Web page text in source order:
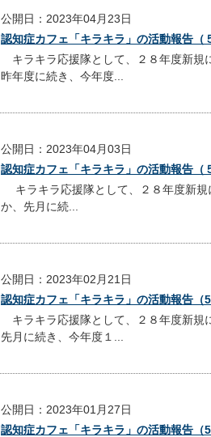
公開日：2023年04月23日
認知症カフェ「キラキラ」の活動報告（
キラキラ応援隊として、２８年度新規
昨年度に続き、今年度...
公開日：2023年04月03日
認知症カフェ「キラキラ」の活動報告（
キラキラ応援隊として、２８年度新規
か、先月に続...
公開日：2023年02月21日
認知症カフェ「キラキラ」の活動報告（
キラキラ応援隊として、２８年度新規
先月に続き、今年度１...
公開日：2023年01月27日
認知症カフェ「キラキラ」の活動報告（